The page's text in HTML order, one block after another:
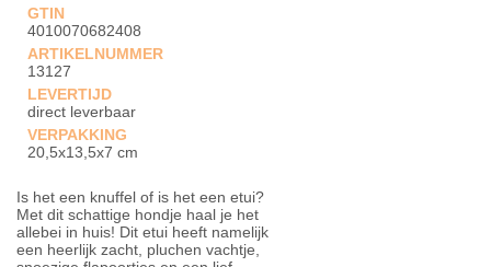
GTIN
4010070682408
ARTIKELNUMMER
13127
LEVERTIJD
direct leverbaar
VERPAKKING
20,5x13,5x7 cm
Is het een knuffel of is het een etui?
Met dit schattige hondje haal je het
allebei in huis! Dit etui heeft namelijk
een heerlijk zacht, pluchen vachtje,